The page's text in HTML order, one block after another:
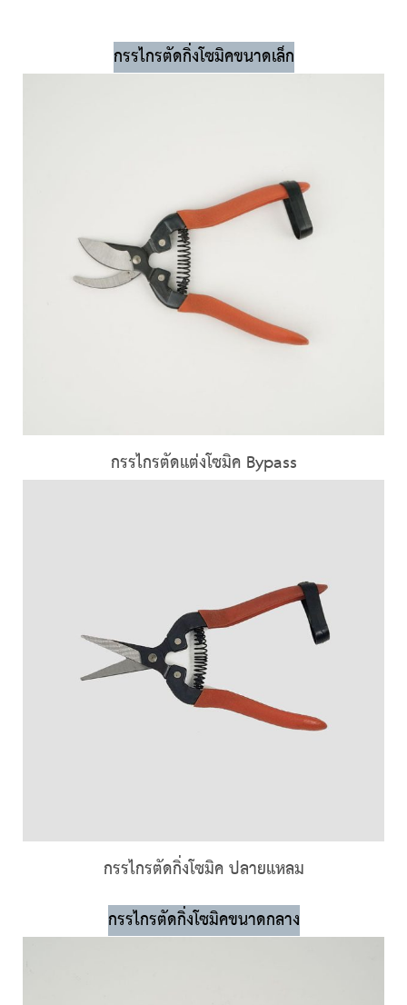
กรรไกรตัดกิ่งโซมิคขนาดเล็ก
กรรไกรตัดแต่งโซมิค Bypass
กรรไกรตัดกิ่งโซมิค ปลายแหลม
กรรไกรตัดกิ่งโซมิคขนาดกลาง